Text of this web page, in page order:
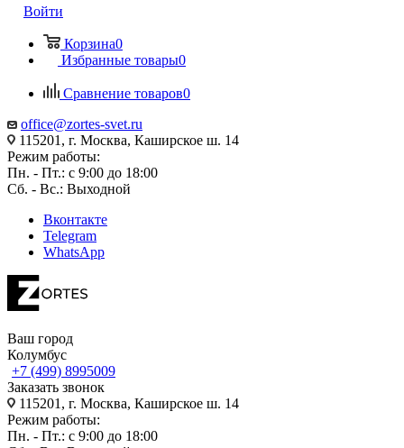
Войти
Корзина0
Избранные товары0
Сравнение товаров0
office@zortes-svet.ru
115201, г. Москва, Каширское ш. 14
Режим работы:
Пн. - Пт.: с 9:00 до 18:00
Сб. - Вс.: Выходной
Вконтакте
Telegram
WhatsApp
Ваш город
Колумбус
+7 (499) 8995009
Заказать звонок
115201, г. Москва, Каширское ш. 14
Режим работы:
Пн. - Пт.: с 9:00 до 18:00